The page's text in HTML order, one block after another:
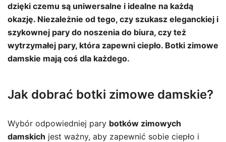
dzięki czemu są uniwersalne i idealne na każdą
okazję. Niezależnie od tego, czy szukasz eleganckiej i
szykownej pary do noszenia do biura, czy też
wytrzymałej pary, która zapewni ciepło. Botki zimowe
damskie mają coś dla każdego.
Jak dobrać botki zimowe damskie?
Wybór odpowiedniej pary botków zimowych
damskich jest ważny, aby zapewnić sobie ciepło i